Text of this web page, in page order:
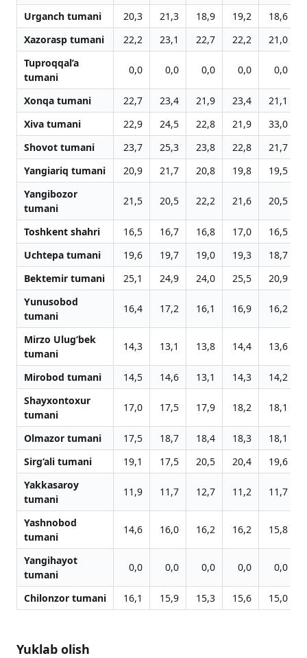
Urganch tumani 20,3 21,3 18,9 19,2 18,6
Xazorasp tumani
22,2 23,1 22,7 22,2 21,0
Tuproqqal’a
tumani
0,0 0,0 0,0 0,0 0,0
Xonqa tumani 22,7 23,4 21,9 23,4 21,1
Xiva tumani
22,9 24,5 22,8 21,9 33,0
Shovot tumani
23,7 25,3 23,8 22,8 21,7
Yangiariq tumani
20,9 21,7 20,8 19,8 19,5
Yangibozor
tumani
21,5 20,5 22,2 21,6 20,5
Toshkent shahri 16,5 16,7 16,8 17,0 16,5
Uchtepa tumani
19,6 19,7 19,0 19,3 18,7
Bektemir tumani
25,1 24,9 24,0 25,5 20,9
Yunusobod
tumani
16,4 17,2 16,1 16,9 16,2
Mirzo Ulug‘bek
tumani
14,3 13,1 13,8 14,4 13,6
Mirobod tumani 14,5 14,6 13,1 14,3 14,2
Shayxontoxur
tumani
17,0 17,5 17,9 18,2 18,1
Olmazor tumani 17,5 18,7 18,4 18,3 18,1
Sirg‘ali tumani
19,1 17,5 20,5 20,4 19,6
Yakkasaroy
tumani
11,9 11,7 12,7 11,2 11,7
Yashnobod
tumani
14,6 16,0 16,2 16,2 15,8
Yangihayot
tumani
0,0 0,0 0,0 0,0 0,0
Chilonzor tumani 16,1 15,9 15,3 15,6 15,0
Yuklab olish